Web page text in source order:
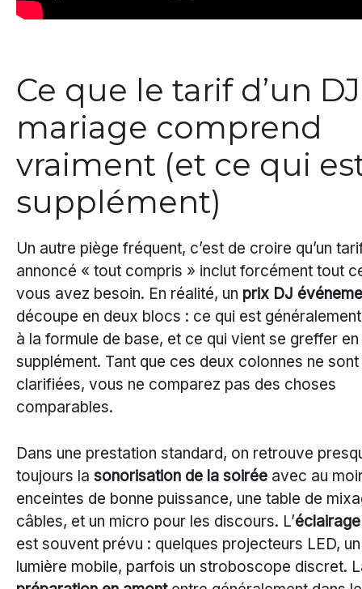
Ce que le tarif d’un DJ
mariage comprend
vraiment (et ce qui
supplément)
Un autre piège fréquent, c’est de croire qu’un
annoncé « tout compris » inclut forcément tout
vous avez besoin. En réalité, un prix DJ
découpe en deux blocs : ce qui est
à la formule de base, et ce qui vient se greffer en
supplément. Tant que ces deux colonnes ne
clarifiées, vous ne comparez pas des choses
comparables.
Dans une prestation standard, on retrouve
toujours la sonorisation de la soirée avec au
enceintes de bonne puissance, une table de
câbles, et un micro pour les discours. L’
est souvent prévu : quelques projecteurs LED,
lumière mobile, parfois un stroboscope discret.